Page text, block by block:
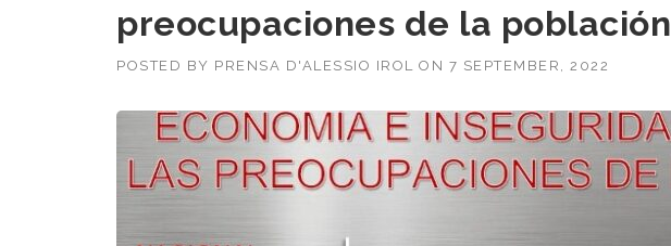
preocupaciones de la población
POSTED BY PRENSA D'ALESSIO IROL ON 7 SEPTEMBER, 2022